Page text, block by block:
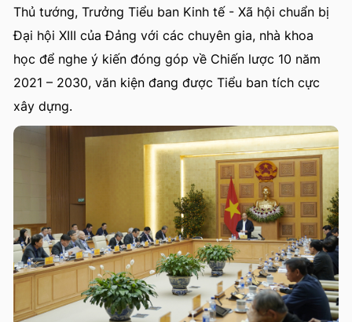
Thủ tướng, Trưởng Tiểu ban Kinh tế - Xã hội chuẩn bị
Đại hội XIII của Đảng với các chuyên gia, nhà khoa
học để nghe ý kiến đóng góp về Chiến lược 10 năm
2021 – 2030, văn kiện đang được Tiểu ban tích cực
xây dựng.